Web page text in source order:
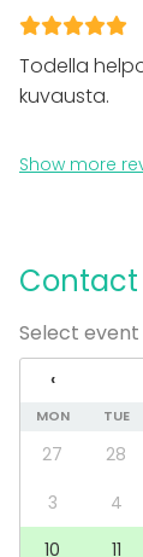
Additional
on
Todella
kuvausta.
Show more
Select
‹
MON TUE
27 28
3
4
10
11